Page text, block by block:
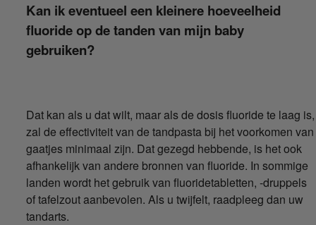
Kan ik eventueel een kleinere hoeveelheid
fluoride op de tanden van mijn baby
gebruiken?
Dat kan als u dat wilt, maar als de dosis fluoride te laag is,
zal de effectiviteit van de tandpasta bij het voorkomen van
gaatjes minimaal zijn. Dat gezegd hebbende, is het ook
afhankelijk van andere bronnen van fluoride. In sommige
landen wordt het gebruik van fluoridetabletten, -druppels
of tafelzout aanbevolen. Als u twijfelt, raadpleeg dan uw
tandarts.